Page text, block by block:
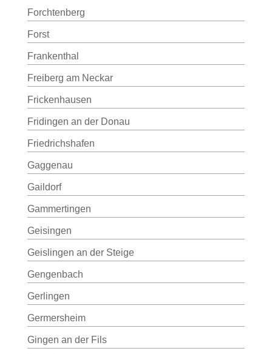
Forchtenberg
Forst
Frankenthal
Freiberg am Neckar
Frickenhausen
Fridingen an der Donau
Friedrichshafen
Gaggenau
Gaildorf
Gammertingen
Geisingen
Geislingen an der Steige
Gengenbach
Gerlingen
Germersheim
Gingen an der Fils